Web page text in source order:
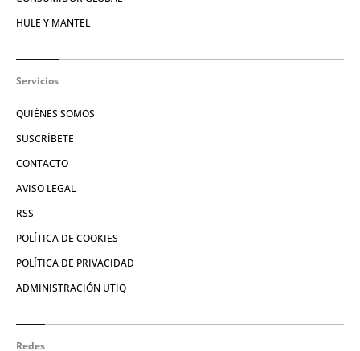
HULE Y MANTEL
Servicios
QUIÉNES SOMOS
SUSCRÍBETE
CONTACTO
AVISO LEGAL
RSS
POLÍTICA DE COOKIES
POLÍTICA DE PRIVACIDAD
ADMINISTRACIÓN UTIQ
Redes